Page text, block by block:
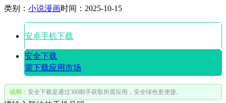
类别： 小说漫画时间：2025-10-15
安卓手机下载
安全下载
需下载应用市场
说明： 安全下载是通过360助手获取所需应用，安全绿色更便捷。